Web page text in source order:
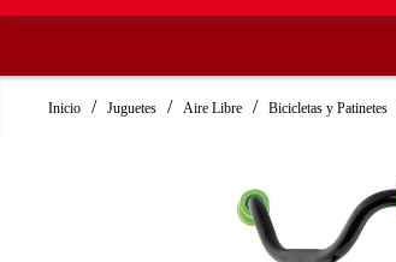
Inicio Juguetes Aire Libre Bicicletas y Patinetes